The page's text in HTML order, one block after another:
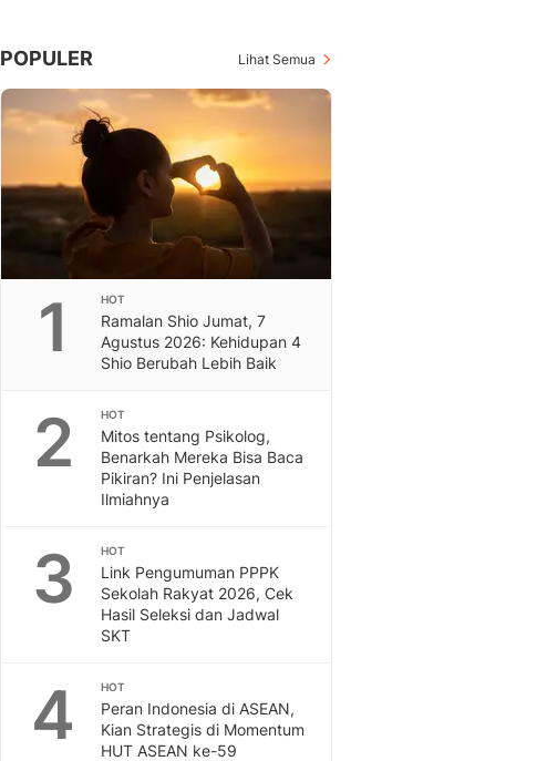
POPULER Lihat Semua
1 HOT
Ramalan Shio Jumat, 7
Agustus 2026: Kehidupan 4
Shio Berubah Lebih Baik
2 HOT
Mitos tentang Psikolog,
Benarkah Mereka Bisa Baca
Pikiran? Ini Penjelasan
Ilmiahnya
3 HOT
Link Pengumuman PPPK
Sekolah Rakyat 2026, Cek
Hasil Seleksi dan Jadwal
SKT
4 HOT
Peran Indonesia di ASEAN,
Kian Strategis di Momentum
HUT ASEAN ke-59